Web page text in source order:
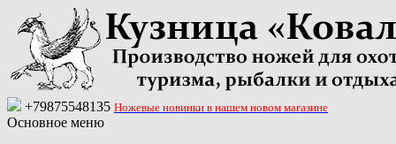
+79875548135 Ножевые новинки в нашем новом магазине
Основное меню